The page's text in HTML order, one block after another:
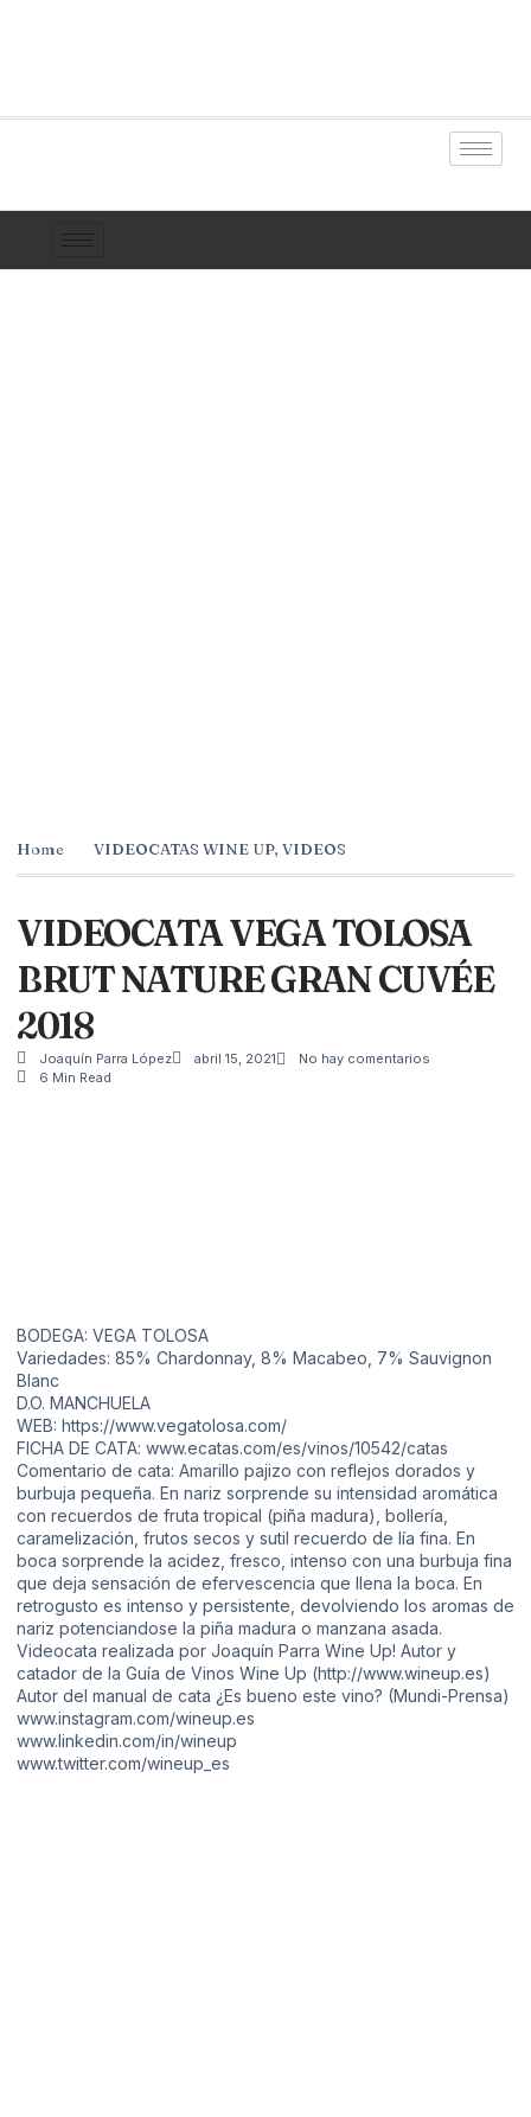
Home VIDEOCATAS WINE UP, VIDEOS
VIDEOCATA VEGA TOLOSA
BRUT NATURE GRAN CUVÉE
2018
Joaquín Parra López abril 15, 2021
No hay comentarios
6 Min Read
BODEGA: VEGA TOLOSA
Variedades: 85% Chardonnay, 8% Macabeo, 7% Sauvignon
Blanc
D.O. MANCHUELA
WEB: https://www.vegatolosa.com/
FICHA DE CATA: www.ecatas.com/es/vinos/10542/catas
Comentario de cata: Amarillo pajizo con reflejos dorados y
burbuja pequeña. En nariz sorprende su intensidad aromática
con recuerdos de fruta tropical (piña madura), bollería,
caramelización, frutos secos y sutil recuerdo de lía fina. En
boca sorprende la acidez, fresco, intenso con una burbuja fina
que deja sensación de efervescencia que llena la boca. En
retrogusto es intenso y persistente, devolviendo los aromas de
nariz potenciandose la piña madura o manzana asada.
Videocata realizada por Joaquín Parra Wine Up! Autor y
catador de la Guía de Vinos Wine Up (http://www.wineup.es​)
Autor del manual de cata ¿Es bueno este vino? (Mundi-Prensa)
www.instagram.com/wineup.es
www.linkedin.com/in/wineup
www.twitter.com/wineup_es